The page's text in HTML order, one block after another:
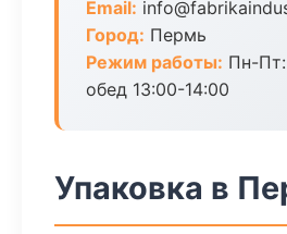
Email:
Город: Пермь
Режим работы: Пн-
обед 13:00-14:00
Упаковка в